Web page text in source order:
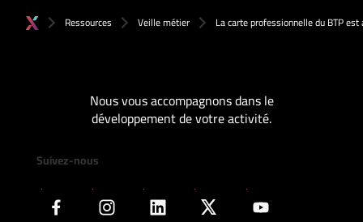
Ressources Veille métier La carte professionnelle du BTP
Nous vous accompagnons dans le
développement de votre activité.
Suivez-nous